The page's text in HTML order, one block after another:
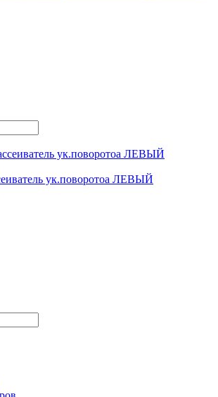
ук.поворотоа ЛЕВЫЙ